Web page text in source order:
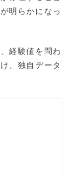
明らかになっ
経験値を問わ
、独自データ